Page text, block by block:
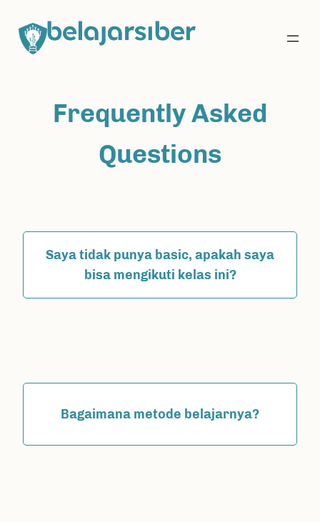
content
Frequently Asked
Questions
Saya tidak punya basic, apakah saya
bisa mengikuti kelas ini?
Bagaimana metode belajarnya?